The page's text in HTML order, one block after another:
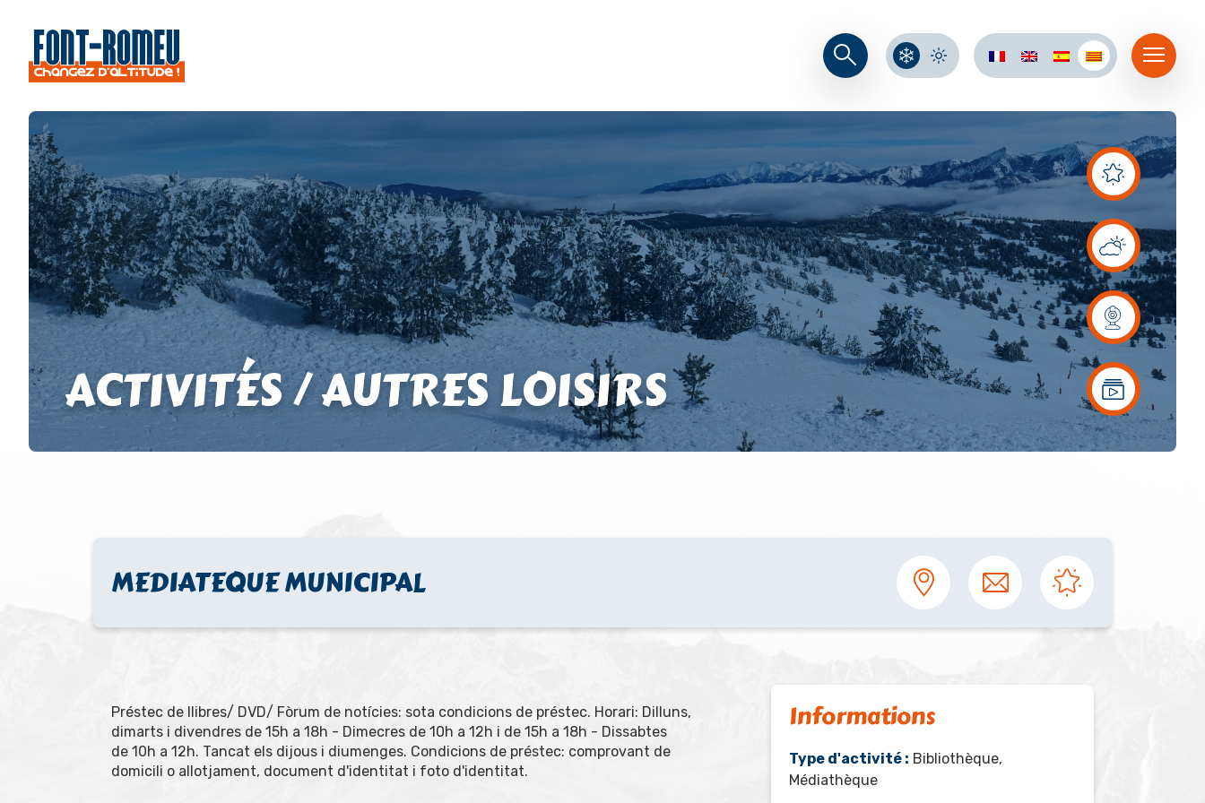
ACTIVITÉS / AUTRES LOISIRS
MEDIATEQUE MUNICIPAL
Préstec de llibres/ DVD/ Fòrum de notícies: sota condicions de préstec. Horari: Dilluns,
dimarts i divendres de 15h a 18h - Dimecres de 10h a 12h i de 15h a 18h - Dissabtes
de 10h a 12h. Tancat els dijous i diumenges. Condicions de préstec: comprovant de
domicili o allotjament, document d'identitat i foto d'identitat.
Informations
Type d'activité : Bibliothèque,
Médiathèque